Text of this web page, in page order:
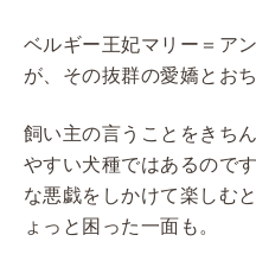
ベルギー王妃マリー＝ア
が、その抜群の愛嬌とお
飼い主の言うことをきち
やすい犬種ではあるので
な悪戯をしかけて楽しむ
ょっと困った一面も。